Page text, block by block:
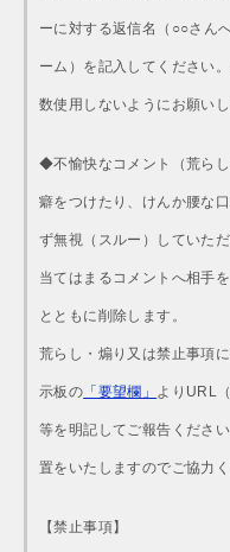
ーに対する返信名（○○さん
ーム）を記入してください
数使用しないようにお願いし
◆不愉快なコメント（荒ら
癖をつけたり、けんか腰な
ず無視（スルー）していた
当てはまるコメントへ相手
とともに削除します。
荒らし・煽り又は禁止事項
示板の 「要望欄」 よりURL
等を明記してご報告くださ
置をいたしますのでご協力く
【禁止事項】